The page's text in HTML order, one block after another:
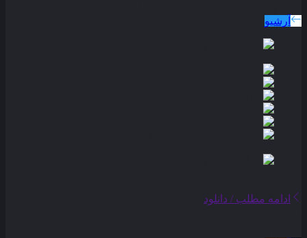
آرشیو
ادامه مطلب / دانلود